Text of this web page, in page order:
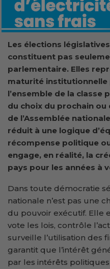
Les élections
constituent pas
parlementaire. Elles
maturité institutionnelle
l’ensemble de la classe
du choix du prochain
de l’Assemblée
réduit à une logique
récompense politique
engage, en réalité, la
pays pour les années à
Dans toute démocratie
nationale n’est pas une
du pouvoir exécutif. Elle
vote les lois, contrôle
surveille l’utilisation des
garantit que l’intérêt
par les intérêts